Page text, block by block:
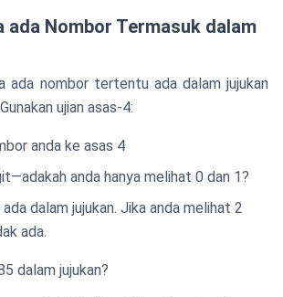
ada Nombor Termasuk dalam
ada nombor tertentu ada dalam jujukan
ujian asas-4:
anda ke asas 4
anda hanya melihat 0 dan 1?
ada dalam jujukan. Jika anda melihat 2
ada.
dalam jujukan?